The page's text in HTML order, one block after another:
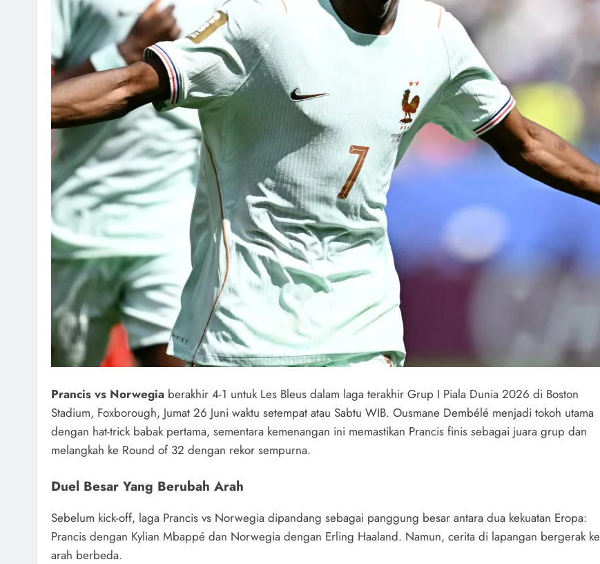
Prancis vs Norwegia berakhir 4-1 untuk Les Bleus dalam laga terakhir Grup I Piala Dunia 2026 di Boston
Stadium, Foxborough, Jumat 26 Juni waktu setempat atau Sabtu WIB. Ousmane Dembélé menjadi tokoh utama
dengan hat-trick babak pertama, sementara kemenangan ini memastikan Prancis finis sebagai juara grup dan
melangkah ke Round of 32 dengan rekor sempurna.
Duel Besar Yang Berubah Arah
Sebelum kick-off, laga Prancis vs Norwegia dipandang sebagai panggung besar antara dua kekuatan Eropa:
Prancis dengan Kylian Mbappé dan Norwegia dengan Erling Haaland. Namun, cerita di lapangan bergerak ke
arah berbeda.